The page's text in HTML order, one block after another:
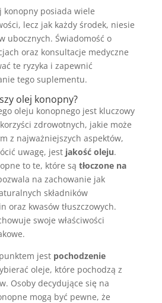
konopny posiada wiele
lecz jak każdy środek, niesie
ubocznych. Świadomość o
oraz konsultacje medyczne
te ryzyka i zapewnić
tego suplementu.
olej konopny?
oleju konopnego jest kluczowy
zdrowotnych, jakie może
z najważniejszych aspektów,
uwagę, jest jakość oleju.
to te, które są tłoczone na
na zachowanie jak
składników
oraz kwasów tłuszczowych.
swoje właściwości
jest pochodzenie
oleje, które pochodzą z
Osoby decydujące się na
mogą być pewne, że